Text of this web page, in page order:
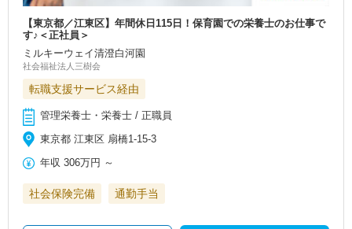
【東京都／江東区】年間休日115日！保育園での栄養士のお仕事で
す♪＜正社員＞
ミルキーウェイ清澄白河園
社会福祉法人三樹会
転職支援サービス経由
管理栄養士・栄養士 / 正職員
東京都 江東区 扇橋1-15-3
年収 306万円 ～
社会保険完備 通勤手当